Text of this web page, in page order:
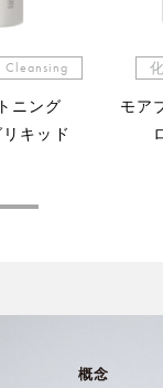
Cleansing
ニング
キッド
モア
概念